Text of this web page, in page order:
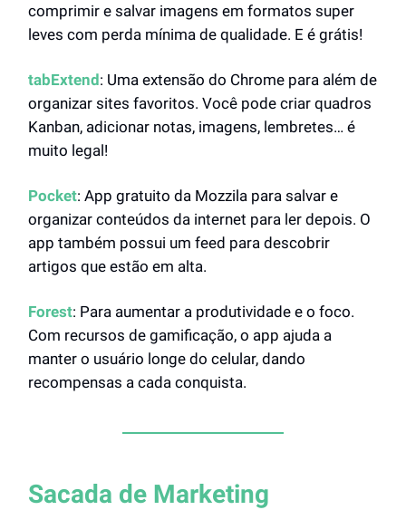
comprimir e salvar imagens em formatos super
leves com perda mínima de qualidade. E é grátis!
tabExtend: Uma extensão do Chrome para além de
organizar sites favoritos. Você pode criar quadros
Kanban, adicionar notas, imagens, lembretes… é
muito legal!
Pocket: App gratuito da Mozzila para salvar e
organizar conteúdos da internet para ler depois. O
app também possui um feed para descobrir
artigos que estão em alta.
Forest: Para aumentar a produtividade e o foco.
Com recursos de gamificação, o app ajuda a
manter o usuário longe do celular, dando
recompensas a cada conquista.
Sacada de Marketing